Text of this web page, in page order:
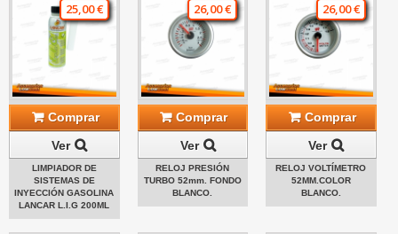
25,00 €
Comprar
Ver
LIMPIADOR DE
SISTEMAS DE
INYECCIÓN GASOLINA
LANCAR L.I.G 200ML
26,00 €
Comprar
Ver
RELOJ PRESIÓN
TURBO 52mm. FONDO
BLANCO.
26,00 €
Comprar
Ver
RELOJ VOLTÍMETRO
52MM.COLOR
BLANCO.